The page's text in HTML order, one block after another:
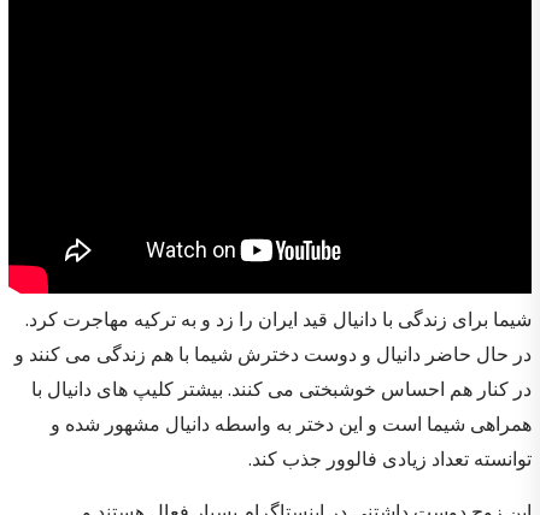
شیما برای زندگی با دانیال قید ایران را زد و به ترکیه مهاجرت کرد.
در حال حاضر دانیال و دوست دخترش شیما با هم زندگی می کنند و
در کنار هم احساس خوشبختی می کنند. بیشتر کلیپ های دانیال با
همراهی شیما است و این دختر به واسطه دانیال مشهور شده و
توانسته تعداد زیادی فالوور جذب کند.